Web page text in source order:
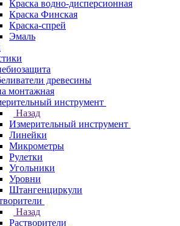
Краска водно-дисперсионная
Краска Финская
Краска-спрей
Эмаль
древесины
монтажная
инструмент
Назад
Измерительный инструмент
Линейки
Микрометры
Рулетки
Угольники
Уровни
Штангенциркули
Назад
Растворители